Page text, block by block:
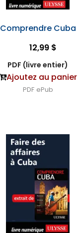
Comprendre Cuba
12,99 $
PDF (livre entier)
Ajoutez au panier
PDF ePub